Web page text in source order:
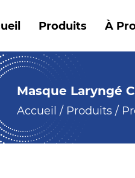
Produits À
Masque Laryngé
Accueil / Produits/